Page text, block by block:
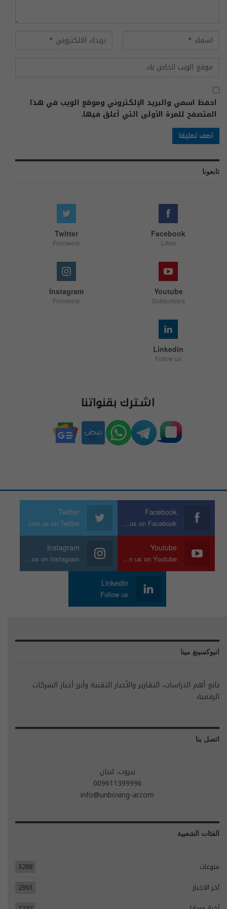
احفظ اسمي والبريد الإلكتروني وموقع الويب في هذا
المتصفح للمرة الأولى التي أعلق فيها.
تابعونا
Facebook
Likes
Twitter
Followers
Youtube
Subscribers
Instagram
Followers
Linkedin
Follow us
اشترك بقنواتنا
Facebook
Join us on Facebook
Twitter
Join us on Twitter
Youtube
Join us on Youtube
Instagram
Join us on Instagram
Linkedin
Follow us
انبوكسينغ مينا
تابع أهم الدراسات، التقارير والأخبار التقنية وأبرز أخبار الشركات
الرقمية.
اتصل بنا
بيروت، لبنان
009611399996
info@unboxing-ar.com
الفئات الشعبية
منوعات
3288
آخر الاخبار
2361